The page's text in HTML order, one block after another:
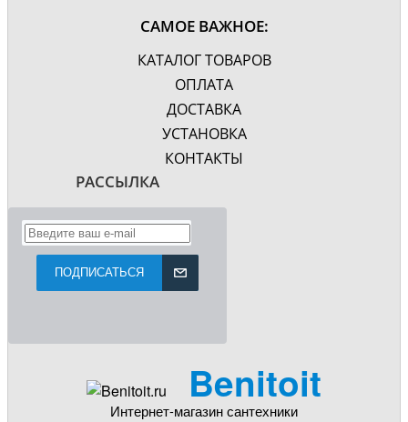
САМОЕ ВАЖНОЕ:
КАТАЛОГ ТОВАРОВ
ОПЛАТА
ДОСТАВКА
УСТАНОВКА
КОНТАКТЫ
РАССЫЛКА
ПОДПИСАТЬСЯ
Benitoit
Интернет-магазин сантехники